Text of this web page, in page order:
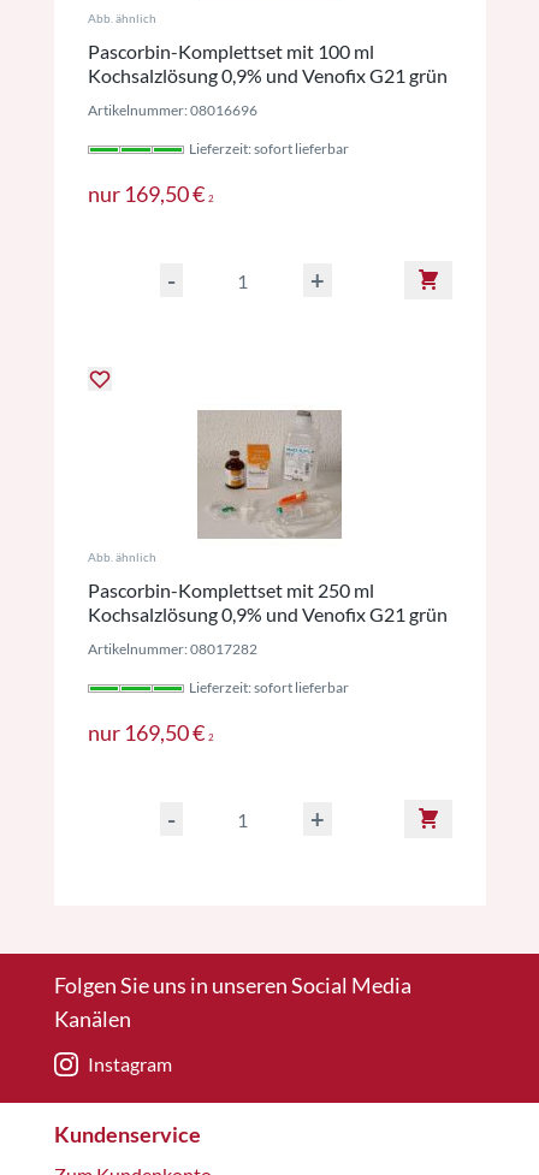
Abb. ähnlich
Pascorbin-Komplettset mit 100 ml
Kochsalzlösung 0,9% und Venofix G21 grün
Artikelnummer: 08016696
Lieferzeit: sofort lieferbar
nur 169,50 € 2Preise inkl. MwSt. ggf. zzgl.
- +
Abb. ähnlich
Pascorbin-Komplettset mit 250 ml
Kochsalzlösung 0,9% und Venofix G21 grün
Artikelnummer: 08017282
Lieferzeit: sofort lieferbar
nur 169,50 € 2Preise inkl. MwSt. ggf. zzgl.
- +
Folgen Sie uns in unseren Social Media
Kanälen
Instagram
Kundenservice